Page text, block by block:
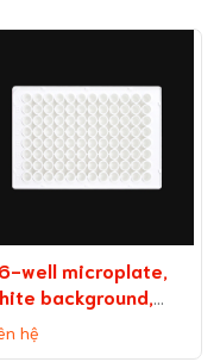
well microplate,
background,
binding
hệ